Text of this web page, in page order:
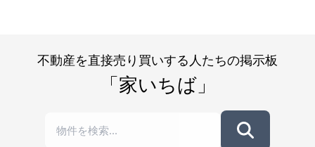
不動産を直接売り買いする人たちの掲示板
「家いちば」